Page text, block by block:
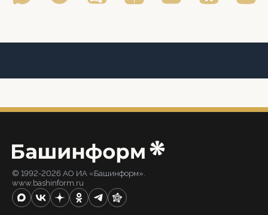
© 1992-2026 АО ИА «Башинформ».
www.bashinform.ru